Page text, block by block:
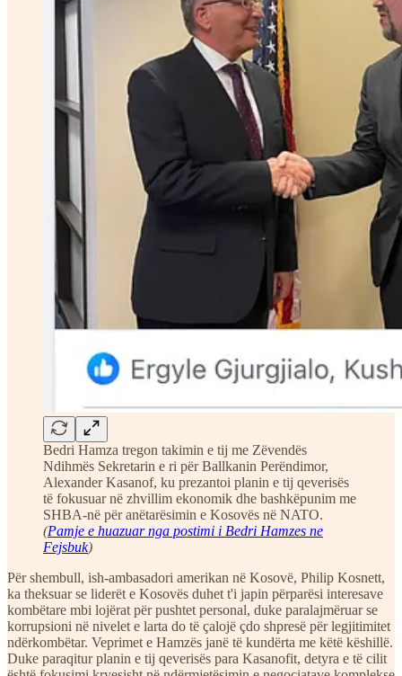
Bedri Hamza tregon takimin e tij me Zëvendës
Ndihmës Sekretarin e ri për Ballkanin Perëndimor,
Alexander Kasanof, ku prezantoi planin e tij qeverisës
të fokusuar në zhvillim ekonomik dhe bashkëpunim me
SHBA-në për anëtarësimin e Kosovës në NATO.
(Pamje e huazuar nga postimi i Bedri Hamzes ne
Fejsbuk)
Për shembull, ish-ambasadori amerikan në Kosovë, Philip Kosnett,
ka theksuar se liderët e Kosovës duhet t'i japin përparësi interesave
kombëtare mbi lojërat për pushtet personal, duke paralajmëruar se
korrupsioni në nivelet e larta do të çalojë çdo shpresë për legjitimitet
ndërkombëtar. Veprimet e Hamzës janë të kundërta me këtë këshillë.
Duke paraqitur planin e tij qeverisës para Kasanofit, detyra e të cilit